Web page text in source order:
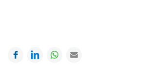
FacebookLinkedInWhatsApp